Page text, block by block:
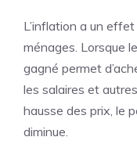
L’inflation a un
ménages. Lorsque
gagné permet
les salaires et
hausse des prix, le
diminue.